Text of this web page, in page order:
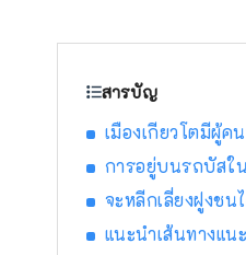
ตั้งแต่กิจก
สารบัญ
เมืองเกียวโตมีผู้ค
การอยู่บนรถบัสใน
จะหลีกเลี่ยงฝูงชน
แนะนำเส้นทางแน